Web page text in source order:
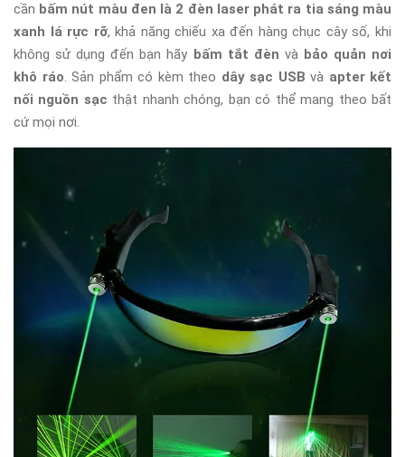
cần bấm nút màu đen là 2 đèn laser phát ra tia sáng màu
xanh lá rực rỡ, khả năng chiếu xa đến hàng chục cây số, khi
không sử dụng đến bạn hãy bấm tắt đèn và bảo quản nơi
khô ráo. Sản phẩm có kèm theo dây sạc USB và apter kết
nối nguồn sạc thật nhanh chóng, bạn có thể mang theo bất
cứ mọi nơi.